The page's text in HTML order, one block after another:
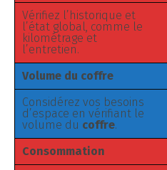
Vérifiez l’historique et
l’état global, comme le
kilométrage et
l’entretien.
Volume du coffre
Considérez vos besoins
d’espace en vérifiant le
volume du coffre.
Consommation